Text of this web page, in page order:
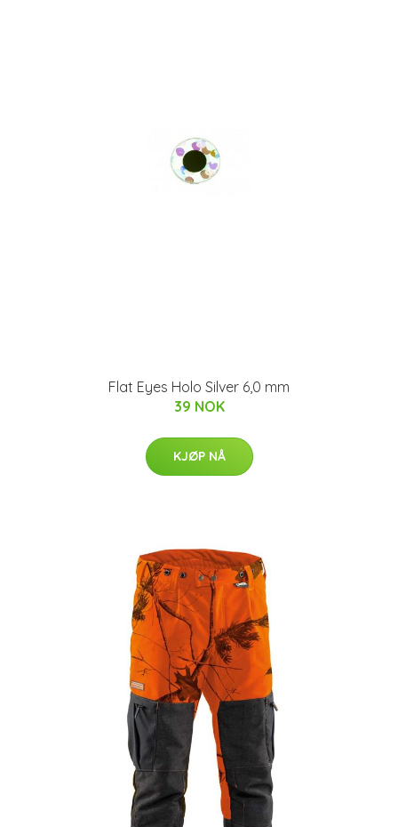
Flat Eyes Holo Silver 6,0 mm
39 NOK
KJØP NÅ